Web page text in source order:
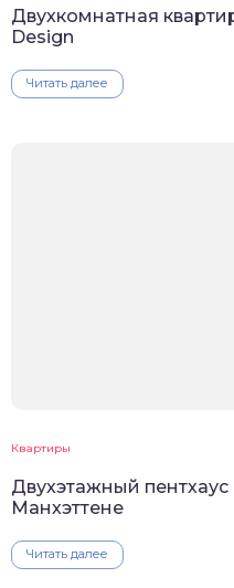
Двухкомнатная
Design
Читать далее
Квартиры
Двухэтажный
Манхэттене
Читать далее